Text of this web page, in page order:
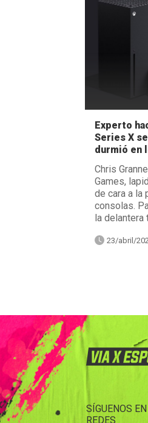
Experto
Series X
durmió en
Chris
Games,
de cara a la
consolas.
la delantera
23/abril/
SÍGUENOS
REDES